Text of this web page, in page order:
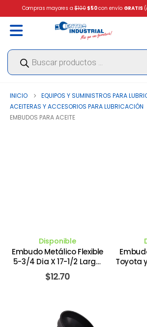
Compras mayores a$100 $50con envío GRATIS
Búsqueda
productos
INICIO
EQUIPOS Y SUMINISTROS PARA
ACEITERAS Y ACCESORIOS PARA LUBRICACIÓN
EMBUDOS PARA ACEITE
Disponible
Embudo Metálico Flexible
5-3/4 Dia X 17-1/2 Largo.
LUBRIMATIC PLEWS
EDELMANN
$12.70
Toyota
de